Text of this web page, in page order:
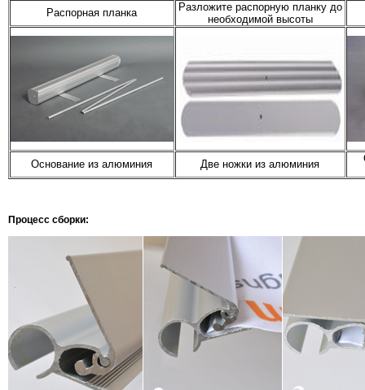
Распорная планка
Разложите распорную планку до
необходимой высоты
Основание из алюминия Две ножки из алюминия
Процесс сборки: